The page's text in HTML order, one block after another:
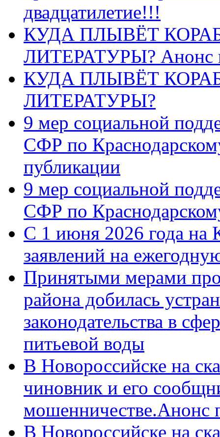
двадцатилетие!!!
КУДА ПЛЫВЁТ
ЛИТЕРАТУРЫ? Анонс
КУДА ПЛЫВЁТ
ЛИТЕРАТУРЫ?
9 мер социальной
СФР по
публикации
9 мер социальной
СФР по
С 1 июня 2026 года на
заявлений на
Принятыми мерами
района добилась
законодательства в
питьевой воды
В Новороссийске на
чиновник и его
мошенничестве.Анонс
В Новороссийске на